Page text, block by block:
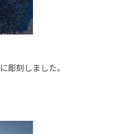
彫刻しました。